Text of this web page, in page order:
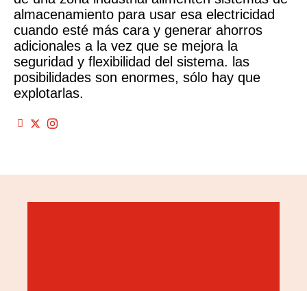
almacenamiento para usar esa electricidad
cuando esté más cara y generar ahorros
adicionales a la vez que se mejora la
seguridad y flexibilidad del sistema. las
posibilidades son enormes, sólo hay que
explotarlas.